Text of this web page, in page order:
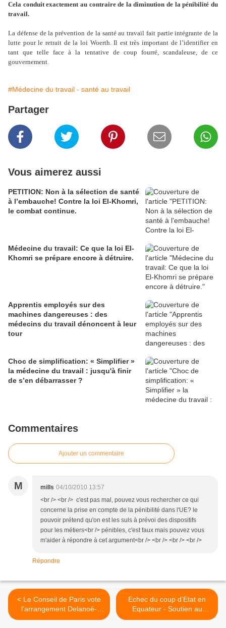
Cela conduit exactement au contraire de la diminution de la pénibilité du
travail.
La défense de la prévention de la santé au travail fait partie intégrante de la
lutte pour le retrait de la loi Woerth. Il est très important de l’identifier en
tant que telle face à la tentative de coup fourré, scandaleuse, de ce
gouvernement.
#Médecine du travail - santé au travail
Partager
Vous aimerez aussi
PETITION: Non à la sélection de santé
à l’embauche! Contre la loi El-Khomri,
le combat continue.
Médecine du travail: Ce que la loi El-
Khomri se prépare encore à détruire.
Apprentis employés sur des
machines dangereuses : des
médecins du travail dénoncent à leur
tour
Choc de simplification: « Simplifier »
la médecine du travail : jusqu'à finir
de s’en débarrasser ?
Commentaires
Ajouter un commentaire
M mills 04/10/2010 13:57
<br /> <br /> c'est pas mal, pouvez vous rechercher ce qui
concerne la prise en compte de la pénibilité dans l'UE? le
pouvoir prétend qu'on est les suls à prévoi des dispositifs
pour les métiers<br /> pénibles, c'est faux mais pouvez vous
m'aider à répondre à cet argument<br /> <br /> <br /> <br />
Répondre
< Le Conseil de Paris vote
l’arrangement Delanoë-
Sarkozy-Chirac : pas
Echec du coup d'Etat en
Equateur - Soutien au
président élu Correa >